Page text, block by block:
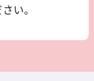
い。